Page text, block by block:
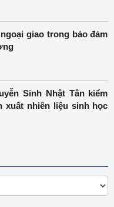
giao trong bảo đảm
Sinh Nhật Tân kiểm
xuất nhiên liệu sinh học